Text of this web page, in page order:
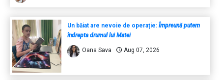
Un băiat are nevoie de operație: Împreună putem
îndrepta drumul lui Matei
Oana Sava Aug 07, 2026